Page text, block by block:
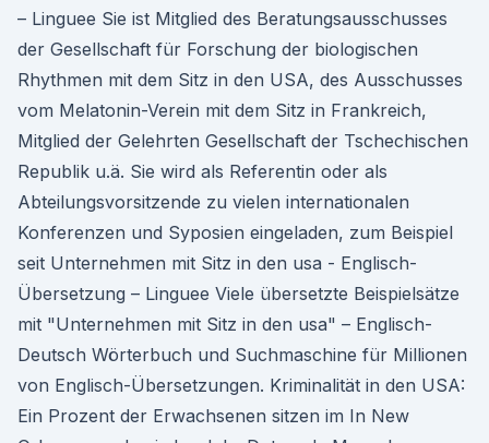
– Linguee Sie ist Mitglied des Beratungsausschusses
der Gesellschaft für Forschung der biologischen
Rhythmen mit dem Sitz in den USA, des Ausschusses
vom Melatonin-Verein mit dem Sitz in Frankreich,
Mitglied der Gelehrten Gesellschaft der Tschechischen
Republik u.ä. Sie wird als Referentin oder als
Abteilungsvorsitzende zu vielen internationalen
Konferenzen und Syposien eingeladen, zum Beispiel
seit Unternehmen mit Sitz in den usa - Englisch-
Übersetzung – Linguee Viele übersetzte Beispielsätze
mit "Unternehmen mit Sitz in den usa" – Englisch-
Deutsch Wörterbuch und Suchmaschine für Millionen
von Englisch-Übersetzungen. Kriminalität in den USA:
Ein Prozent der Erwachsenen sitzen im In New